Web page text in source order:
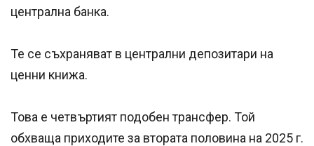
централна банка.
Те се съхраняват в централни депозитари на
ценни книжа.
Това е четвъртият подобен трансфер. Той
обхваща приходите за втората половина на 2025 г.